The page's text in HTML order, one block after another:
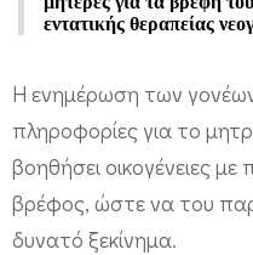
ρ
κ
ο
ύ
γ
εντατικής θεραπείας
Η ενημέρωση των
πληροφορίες για το
βοηθήσει οικογένειες
βρέφος, ώστε να του
δυνατό ξεκίνημα.